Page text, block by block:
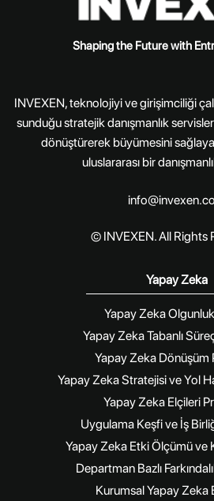
Shaping the Future with
INVEXEN, teknolojiyi ve girişimciliği
sunduğu stratejik danışmanlık
dönüştürerek büyümesini
uluslararası bir
© INVEXEN. All Rights
Yapay Zeka
Yapay Zeka
Yapay Zeka Tabanlı
Yapay Zeka Dönüşüm
Yapay Zeka Stratejisi ve Yol
Yapay Zeka Elçileri
Uygulama Keşfi ve İş
Yapay Zeka Etki Ölçümü ve
Departman Bazlı
Kurumsal Yapay Zeka